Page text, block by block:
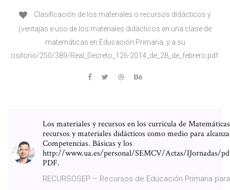
Clasificación de los materiales o recursos didácticos y
(ventajas e uso de los materiales didácticos en una clase de
matemáticas en Educación Primaria, y a su
ositorio/250/389/Real_Decreto_126-2014_de_28_de_febrero.pdf.
Los materiales y recursos en los curricula de
recursos y materiales didácticos como medio para
Competencias. Básicas y los
http://www.ua.es/personal/SEMCV/Actas/IJornadas/
PDF.
RECURSOSEP – Recursos de Educación Primaria